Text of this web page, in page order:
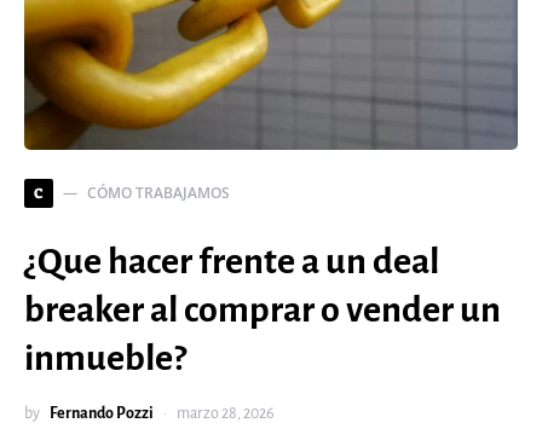
C CÓMO TRABAJAMOS
¿Que hacer frente a un deal
breaker al comprar o vender un
inmueble?
by Fernando Pozzi marzo 28, 2026